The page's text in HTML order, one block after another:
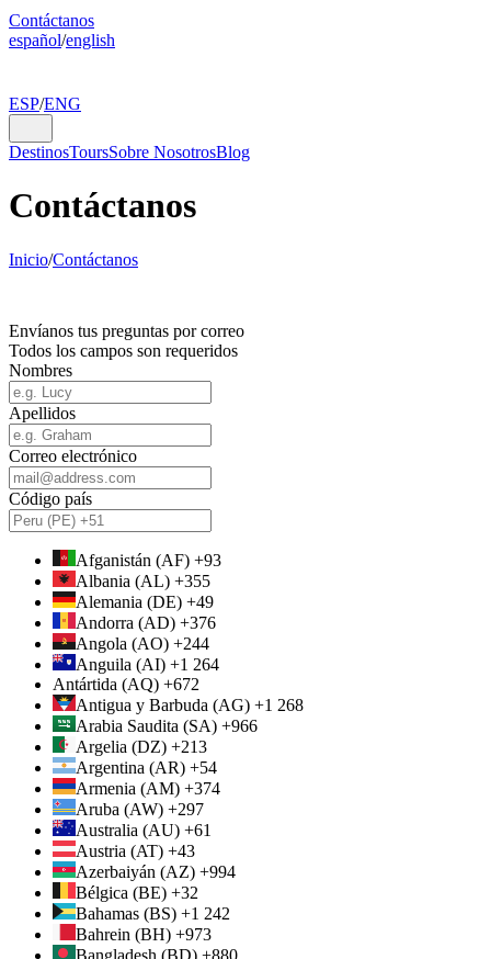
Contáctanos
español/english
ESP/ENG
DestinosToursSobre NosotrosBlog
Contáctanos
Inicio/Contáctanos
Envíanos tus preguntas por correo
Todos los campos son requeridos
Nombres
Apellidos
Correo electrónico
Código país
Afganistán (AF) +93
Albania (AL) +355
Alemania (DE) +49
Andorra (AD) +376
Angola (AO) +244
Anguila (AI) +1 264
Antártida (AQ) +672
Antigua y Barbuda (AG) +1 268
Arabia Saudita (SA) +966
Argelia (DZ) +213
Argentina (AR) +54
Armenia (AM) +374
Aruba (AW) +297
Australia (AU) +61
Austria (AT) +43
Azerbaiyán (AZ) +994
Bélgica (BE) +32
Bahamas (BS) +1 242
Bahrein (BH) +973
Bangladesh (BD) +880